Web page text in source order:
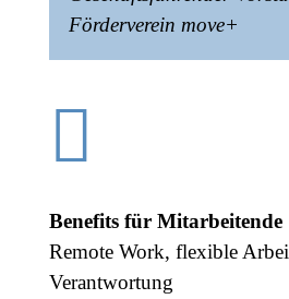
Förderverein move+

Benefits für Mitarbeitende
Remote Work, flexible
Verantwortung